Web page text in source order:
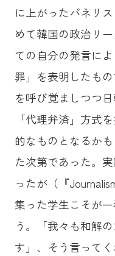
に上がったパネリ
めて韓国の政治リ
ての自分の発言に
罪」を表明したも
を呼び覚ましつつ
「代理弁済」方式
的なものとなるか
た次第であった。
ったが（『
集った学生こそが
う。「我々も和解
す」、そう言って